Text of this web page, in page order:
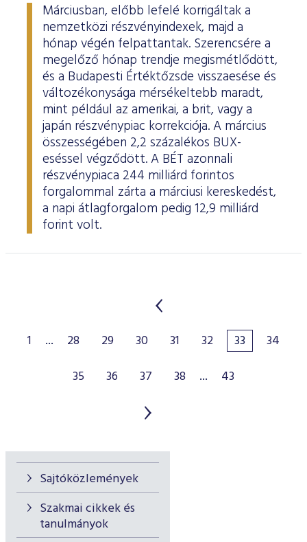
Sajtóközlemények
Szakmai cikkek és
tanulmányok
Márciusban, előbb lefelé korrigáltak a
nemzetközi részvényindexek, majd a
hónap végén felpattantak. Szerencsére a
megelőző hónap trendje megismétlődött,
és a Budapesti Értéktőzsde visszaesése és
változékonysága mérsékeltebb maradt,
mint például az amerikai, a brit, vagy a
japán részvénypiac korrekciója. A március
összességében 2,2 százalékos BUX-
eséssel végződött. A BÉT azonnali
részvénypiaca 244 milliárd forintos
forgalommal zárta a márciusi kereskedést,
a napi átlagforgalom pedig 12,9 milliárd
forint volt.
1 ... 28 29 30 31 32 33
34
35
36 37 38 ... 43